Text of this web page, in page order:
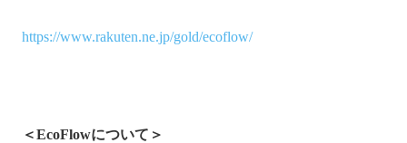
https://www.rakuten.ne.jp/gold/ecoflow/
＜EcoFlowについて＞